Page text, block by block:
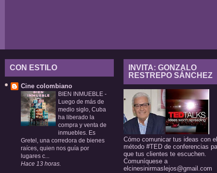
CON ESTILO
Cine colombiano
BIEN INMUEBLE -
Luego de más de
medio siglo, Cuba
ha liberado la
compra y venta de
inmuebles. Es
Gretel, una corredora de bienes
raíces, quien nos guía por
lugares c...
Hace 13 horas.
INVITA: GONZALO
RESTREPO SÁNCHEZ
Cómo comunicar tus ideas con el
método #TED de conferencias
que tus clientes te escuchen.
Comuníquese a
elcinesinirmaslejos@gmail.com